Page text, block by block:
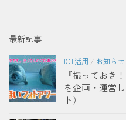
最新記事
ICT活用 / お知らせ
『撮っておき
を企画・運営
ト）